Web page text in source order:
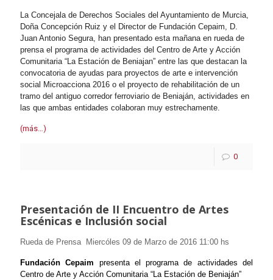
La Concejala de Derechos Sociales del Ayuntamiento de Murcia,
Doña Concepción Ruiz y el Director de Fundación Cepaim, D.
Juan Antonio Segura, han presentado esta mañana en rueda de
prensa el programa de actividades del Centro de Arte y Acción
Comunitaria “La Estación de Beniajan” entre las que destacan la
convocatoria de ayudas para proyectos de arte e intervención
social Microacciona 2016 o el proyecto de rehabilitación de un
tramo del antiguo corredor ferroviario de Beniaján, actividades en
las que ambas entidades colaboran muy estrechamente.
(más…)
0
Presentación de II Encuentro de Artes
Escénicas e Inclusión social
Rueda de Prensa Miercóles 09 de Marzo de 2016 11:00 hs
Fundación Cepaim presenta el programa de actividades del
Centro de Arte y Acción Comunitaria “La Estación de Beniaján”